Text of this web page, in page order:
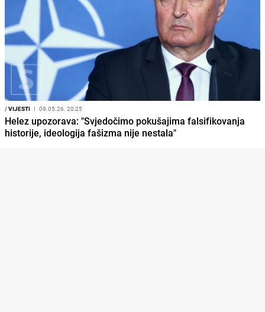
/VIJESTI I 09.05.26. 20:25
Helez upozorava: "Svjedočimo pokušajima falsifikovanja
historije, ideologija fašizma nije nestala"